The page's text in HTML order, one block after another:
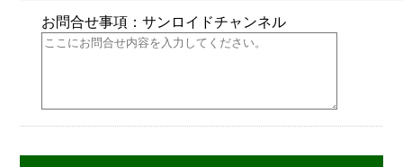
お問合せ事項：サンロイドチャンネル